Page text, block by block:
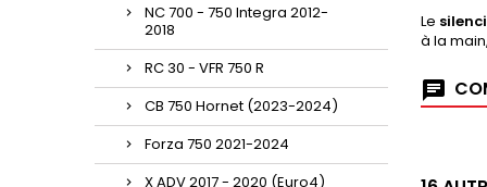
NC 700 - 750 Integra 2012-
2018
RC 30 - VFR 750 R
CB 750 Hornet (2023-2024)
Forza 750 2021-2024
X ADV 2017 - 2020 (Euro4)
Le
à la